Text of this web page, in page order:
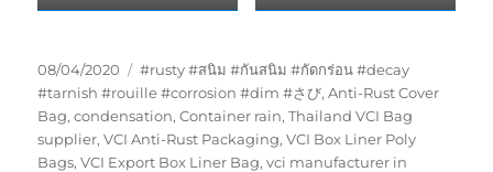
Posted
on
08/04/2020 Tags
#rusty #สนิม #กันสนิม #กัดกร่อน #decay
#tarnish #rouille #corrosion #dim #さび,Anti-Rust Cover
Bag,condensation,Container rain,Thailand VCI Bag
supplier,VCI Anti-Rust Packaging,VCI Box Liner Poly
Bags,VCI Export Box Liner Bag,vci manufacturer in